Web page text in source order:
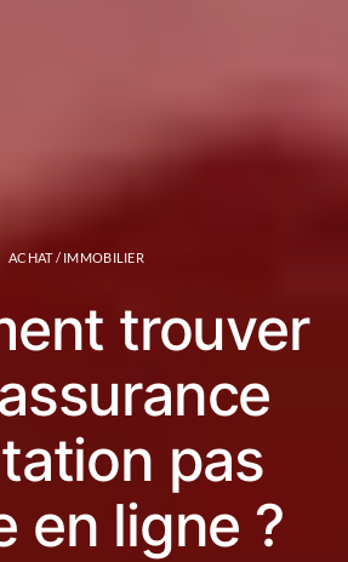
ACHAT / IMMOBILIER
trouver
pas
en ligne ?